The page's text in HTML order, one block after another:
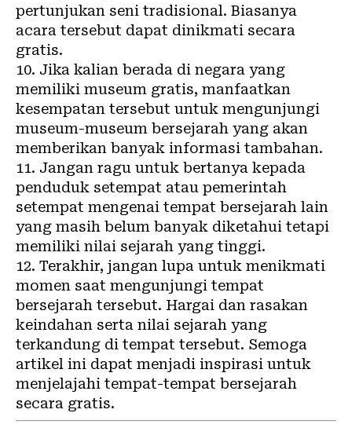
pertunjukan seni tradisional. Biasanya
acara tersebut dapat dinikmati secara
gratis.
10. Jika kalian berada di negara yang
memiliki museum gratis, manfaatkan
kesempatan tersebut untuk mengunjungi
museum-museum bersejarah yang akan
memberikan banyak informasi tambahan.
11. Jangan ragu untuk bertanya kepada
penduduk setempat atau pemerintah
setempat mengenai tempat bersejarah lain
yang masih belum banyak diketahui tetapi
memiliki nilai sejarah yang tinggi.
12. Terakhir, jangan lupa untuk menikmati
momen saat mengunjungi tempat
bersejarah tersebut. Hargai dan rasakan
keindahan serta nilai sejarah yang
terkandung di tempat tersebut. Semoga
artikel ini dapat menjadi inspirasi untuk
menjelajahi tempat-tempat bersejarah
secara gratis.